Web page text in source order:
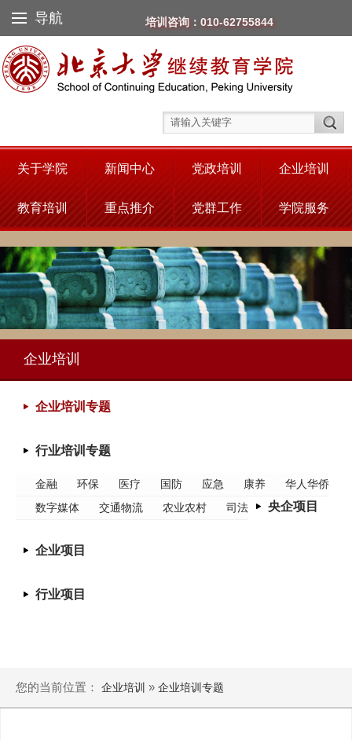
导航 培训咨询：010-62755844
关于学院 新闻中心 党政培训 企业培训
教育培训 重点推介 党群工作 学院服务
企业培训
企业培训专题
行业培训专题
金融 环保 医疗 国防 应急 康养
华人华侨
数字媒体
交通物流 农业农村 司法 央企项目
企业项目
行业项目
您的当前位置： 企业培训 » 企业培训专题